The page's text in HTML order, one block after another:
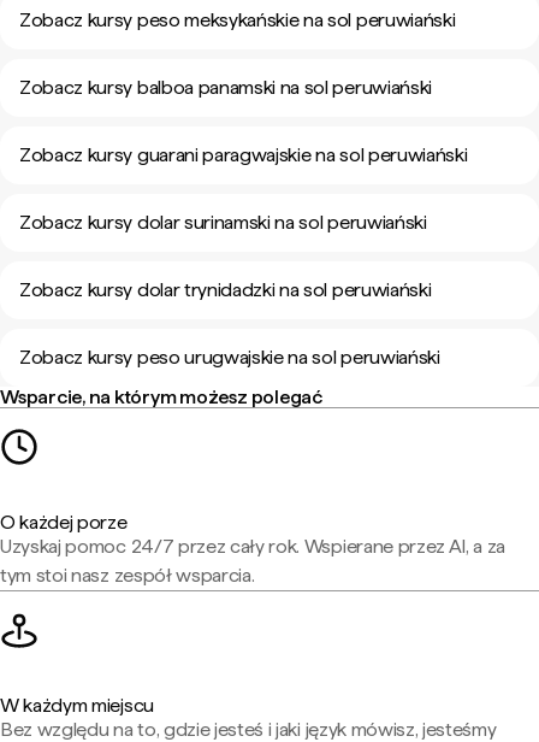
Zobacz kursy peso meksykańskie na sol peruwiański
Zobacz kursy balboa panamski na sol peruwiański
Zobacz kursy guarani paragwajskie na sol peruwiański
Zobacz kursy dolar surinamski na sol peruwiański
Zobacz kursy dolar trynidadzki na sol peruwiański
Zobacz kursy peso urugwajskie na sol peruwiański
Wsparcie, na którym możesz polegać
O każdej porze
Uzyskaj pomoc 24/7 przez cały rok. Wspierane przez AI, a za
tym stoi nasz zespół wsparcia.
W każdym miejscu
Bez względu na to, gdzie jesteś i jaki język mówisz, jesteśmy